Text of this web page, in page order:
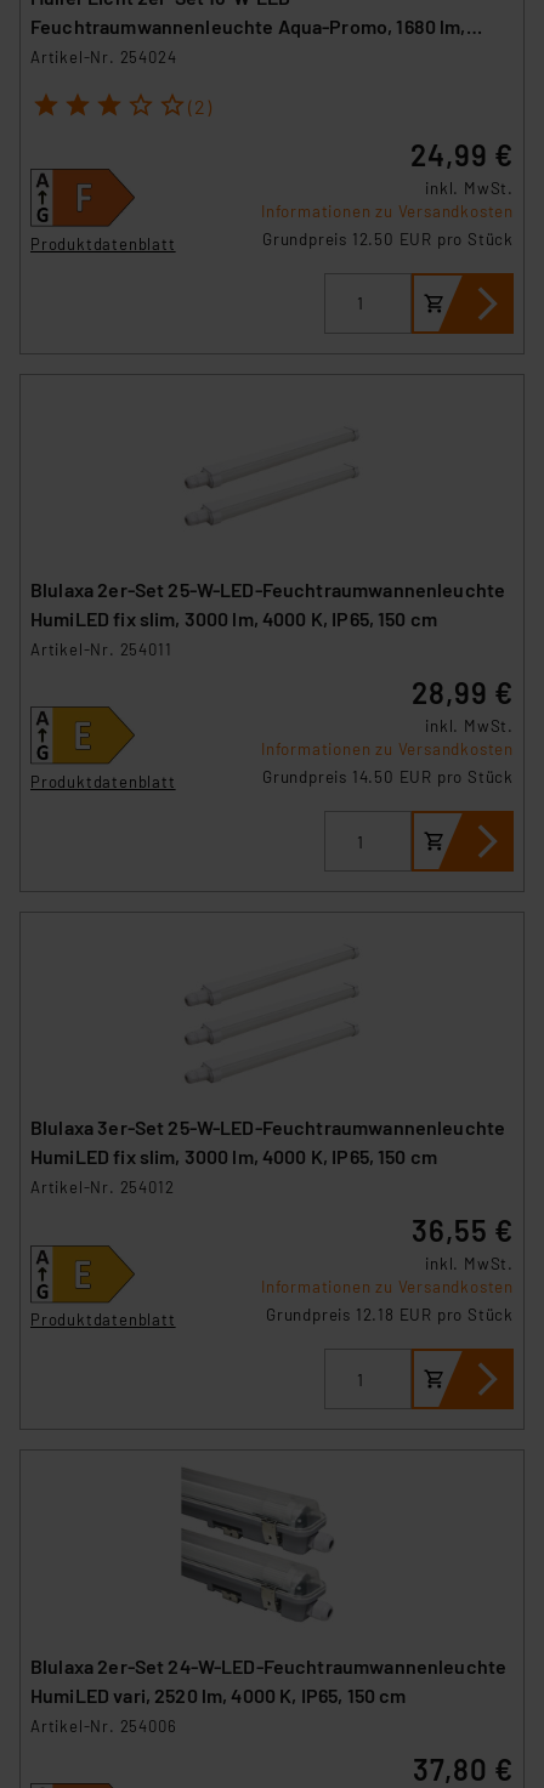
Feuchtraumwannenleuchte Aqua-Promo, 1680 lm,
4000 K, IP65, 120 cm
Artikel-Nr. 254024
1 2 3 4 5 (2)
Produktdatenblatt
24,99 €
inkl. MwSt.
Informationen zu Versandkosten
Grundpreis 12.50 EUR pro Stück
Blulaxa 2er-Set 25-W-LED-Feuchtraumwannenleuchte
HumiLED fix slim, 3000 lm, 4000 K, IP65, 150 cm
Artikel-Nr. 254011
Produktdatenblatt
28,99 €
inkl. MwSt.
Informationen zu Versandkosten
Grundpreis 14.50 EUR pro Stück
Blulaxa 3er-Set 25-W-LED-Feuchtraumwannenleuchte
HumiLED fix slim, 3000 lm, 4000 K, IP65, 150 cm
Artikel-Nr. 254012
Produktdatenblatt
36,55 €
inkl. MwSt.
Informationen zu Versandkosten
Grundpreis 12.18 EUR pro Stück
Blulaxa 2er-Set 24-W-LED-Feuchtraumwannenleuchte
HumiLED vari, 2520 lm, 4000 K, IP65, 150 cm
Artikel-Nr. 254006
37,80 €